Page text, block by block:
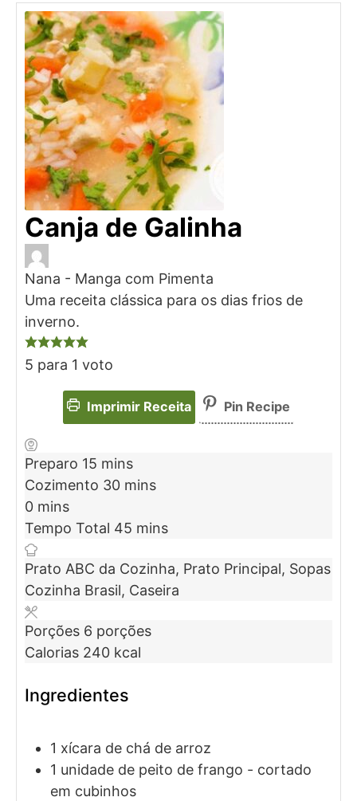
Canja de Galinha
Nana - Manga com Pimenta
Uma receita clássica para os dias frios de
inverno.
5 para 1 voto
Imprimir Receita Pin Recipe
Preparo 15 mins
Cozimento 30 mins
0 mins
Tempo Total 45 mins
Prato ABC da Cozinha, Prato Principal, Sopas
Cozinha Brasil, Caseira
Porções 6 porções
Calorias 240 kcal
Ingredientes
1 xícara de chá de arroz
1 unidade de peito de frango - cortado
em cubinhos